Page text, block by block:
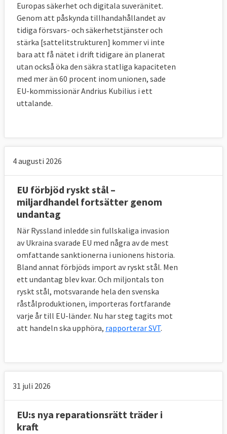
Europas säkerhet och digitala suveränitet.
Genom att påskynda tillhandahållandet av
tidiga försvars- och säkerhetstjänster och
stärka [sattelitstrukturen] kommer vi inte
bara att få nätet i drift tidigare än planerat
utan också öka den säkra statliga kapaciteten
med mer än 60 procent inom unionen, sade
EU-kommissionärAndrius Kubilius i ett
uttalande.
4 augusti 2026
EU förbjöd ryskt stål –
miljardhandel fortsätter genom
undantag
När Ryssland inledde sin fullskaliga invasion
av Ukraina svarade EU med några av de mest
omfattande sanktionerna i unionens historia.
Bland annat förbjöds import av ryskt stål. Men
ett undantag blev kvar. Och miljontals ton
ryskt stål, motsvarande hela den svenska
råstålproduktionen, importeras fortfarande
varje år till EU-länder. Nu har steg tagits mot
att handeln ska upphöra, rapporterar SVT.
31 juli 2026
EU:s nya reparationsrätt träder i
kraft